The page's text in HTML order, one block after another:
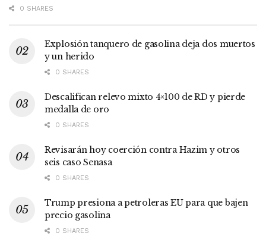
0 SHARES
Explosión tanquero de gasolina deja dos muertos
y un herido
0 SHARES
Descalifican relevo mixto 4×100 de RD y pierde
medalla de oro
0 SHARES
Revisarán hoy coerción contra Hazim y otros
seis caso Senasa
0 SHARES
Trump presiona a petroleras EU para que bajen
precio gasolina
0 SHARES